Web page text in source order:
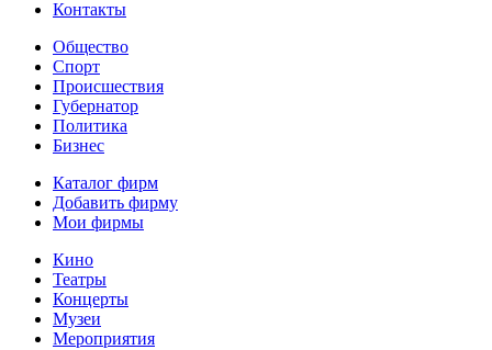
Контакты
Общество
Спорт
Происшествия
Губернатор
Политика
Бизнес
Каталог фирм
Добавить фирму
Мои фирмы
Кино
Театры
Концерты
Музеи
Мероприятия